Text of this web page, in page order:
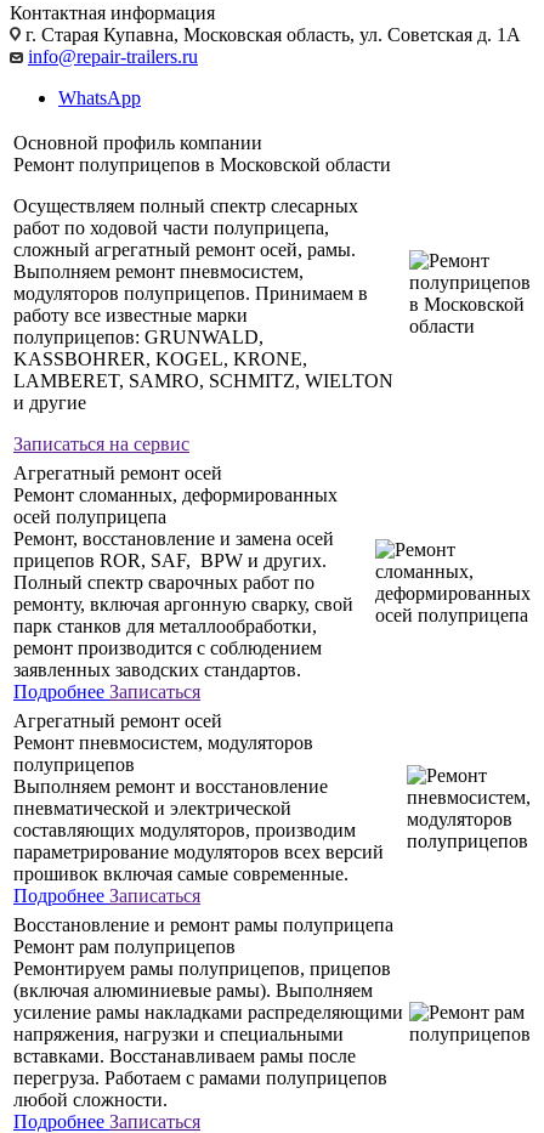
Контактная информация
г. Старая Купавна, Московская область, ул. Советская д. 1А
info@repair-trailers.ru
WhatsApp
Основной профиль компании
Ремонт полуприцепов в Московской области
Осуществляем полный спектр слесарных
работ по ходовой части полуприцепа,
сложный агрегатный ремонт осей, рамы.
Выполняем ремонт пневмосистем,
модуляторов полуприцепов. Принимаем в
работу все известные марки
полуприцепов: GRUNWALD,
KASSBOHRER, KOGEL, KRONE,
LAMBERET, SAMRO, SCHMITZ, WIELTON
и другие
Записаться на сервис
Агрегатный ремонт осей
Ремонт сломанных, деформированных
осей полуприцепа
Ремонт, восстановление и замена осей
прицепов ROR, SAF, BPW и других.
Полный спектр сварочных работ по
ремонту, включая аргонную сварку, свой
парк станков для металлообработки,
ремонт производится с соблюдением
заявленных заводских стандартов.
Подробнее Записаться
Агрегатный ремонт осей
Ремонт пневмосистем, модуляторов
полуприцепов
Выполняем ремонт и восстановление
пневматической и электрической
составляющих модуляторов, производим
параметрирование модуляторов всех версий
прошивок включая самые современные.
Подробнее Записаться
Восстановление и ремонт рамы полуприцепа
Ремонт рам полуприцепов
Ремонтируем рамы полуприцепов, прицепов
(включая алюминиевые рамы). Выполняем
усиление рамы накладками распределяющими
напряжения, нагрузки и специальными
вставками. Восстанавливаем рамы после
перегруза. Работаем с рамами полуприцепов
любой сложности.
Подробнее Записаться